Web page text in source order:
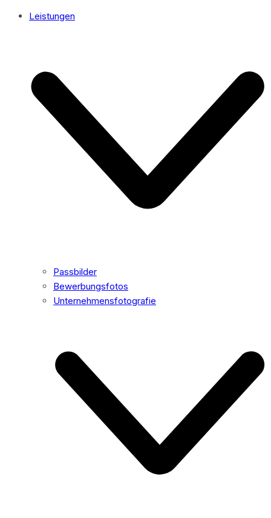
Leistungen
Passbilder
Bewerbungsfotos
Unternehmensfotografie